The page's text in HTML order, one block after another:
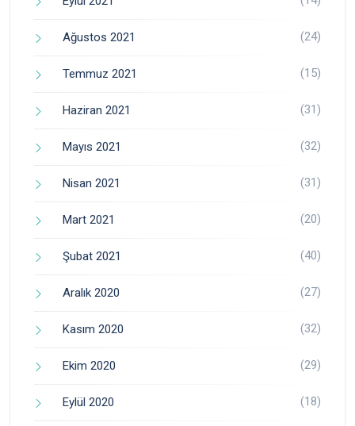
Ağustos 2021 (24)
Temmuz 2021 (15)
Haziran 2021 (31)
Mayıs 2021 (32)
Nisan 2021 (31)
Mart 2021 (20)
Şubat 2021 (40)
Aralık 2020 (27)
Kasım 2020 (32)
Ekim 2020 (29)
Eylül 2020 (18)